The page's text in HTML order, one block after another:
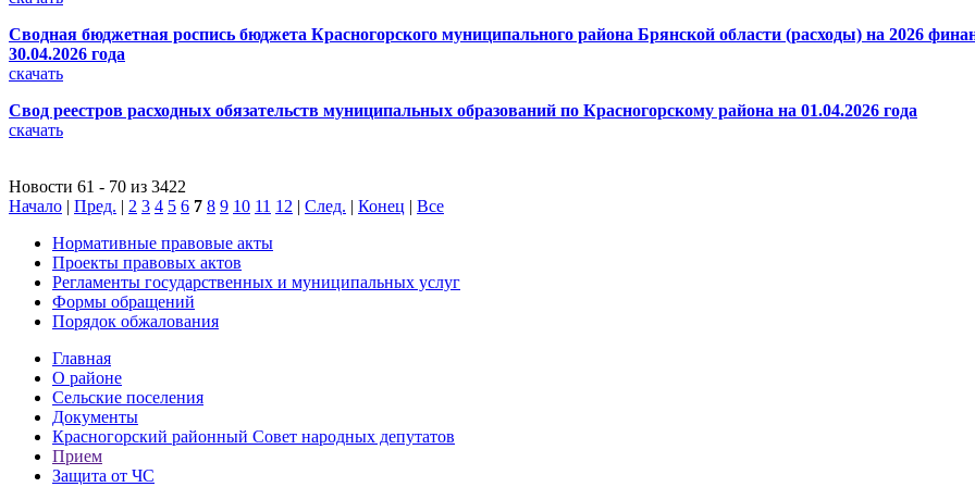
Сводная бюджетная роспись бюджета Красногорского муниципального района Брянской области (расходы) на 2026
30.04.2026 года
скачать
Свод реестров расходных обязательств муниципальных образований по Красногорскому района на 01.04.2026 года
скачать
Новости 61 - 70 из 3422
Начало | Пред. | 2 3 4 5 6 7 8 9 10 11 12 | След. | Конец | Все
Нормативные правовые акты
Проекты правовых актов
Регламенты государственных и муниципальных услуг
Формы обращений
Порядок обжалования
Главная
О районе
Сельские поселения
Документы
Красногорский районный Совет народных депутатов
Прием
Защита от ЧС